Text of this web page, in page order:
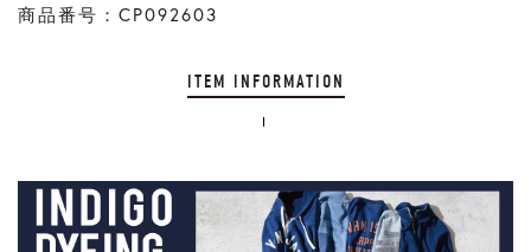
商品番号：CP092603
ITEM INFORMATION